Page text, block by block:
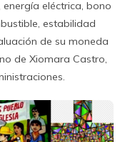
eléctrica, bono
estabilidad
de su moneda
de Xiomara Castro,